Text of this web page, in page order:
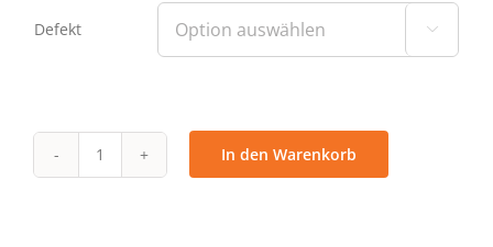
Defekt 
iPhone
5
In den Warenkorb